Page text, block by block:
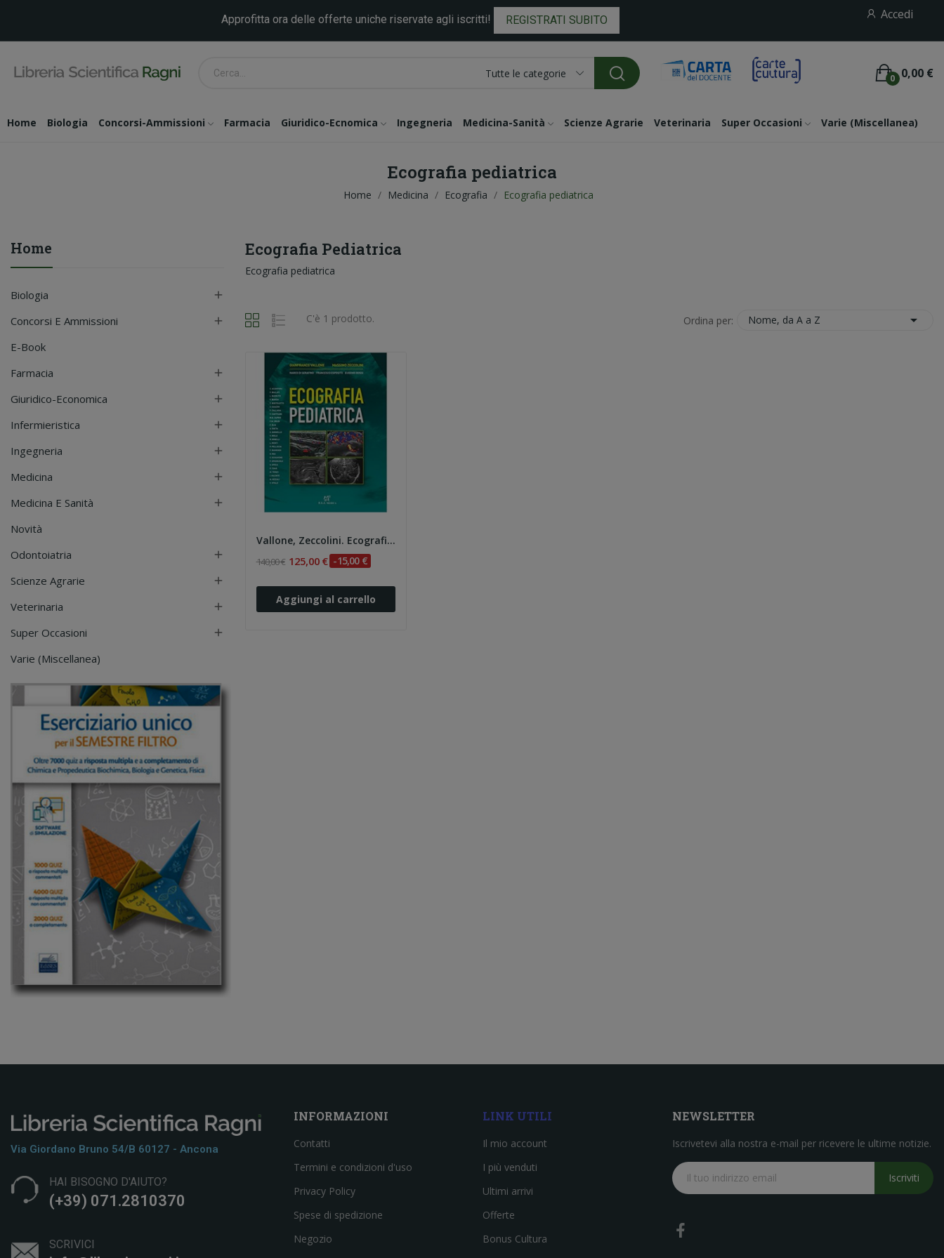
Approfitta ora delle offerte uniche riservate agli iscritti! REGISTRATI SUBITO Accedi
Tutte le categorie 0,00 €
0
Home Biologia Concorsi-Ammissioni Farmacia Giuridico-Ecnomica Ingegneria Medicina-Sanità Scienze Agrarie Veterinaria Super Occasioni Varie (miscellanea)
Ecografia pediatrica
Home Medicina Ecografia Ecografia pediatrica
Home
Biologia 
Concorsi E Ammissioni 
E-Book
Farmacia

Giuridico-Economica 
Infermieristica 
Ingegneria 
Medicina 
Medicina E Sanità 
Novità
Odontoiatria

Scienze Agrarie 
Veterinaria 
Super Occasioni 
Varie (Miscellanea)
Ecografia Pediatrica
Ecografia pediatrica
C'è 1 prodotto. Ordina per: Nome, da A a Z 
Vallone, Zeccolini. Ecografia Pediatrica
140,00 € 125,00 € -15,00 €
Aggiungi al carrello
Via Giordano Bruno 54/b 60127 - Ancona
HAI BISOGNO D'AIUTO?
(+39) 071.2810370
SCRIVICI
INFORMAZIONI
Contatti
Termini e condizioni d'uso
Privacy Policy
Spese di spedizione
Negozio
LINK UTILI
Il mio account
I più venduti
Ultimi arrivi
Offerte
Bonus Cultura
NEWSLETTER
Iscrivetevi alla nostra e-mail per ricevere le ultime notizie.
Iscriviti